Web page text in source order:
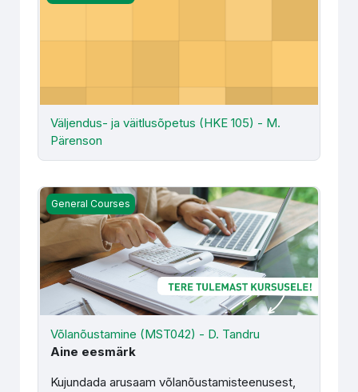
Väljendus- ja väitlusõpetus (HKE 105) - M.
Pärenson
Võlanõustamine (MST042) - D. Tandru
General Courses
Võlanõustamine (MST042) - D. Tandru
Aine eesmärk
Kujundada arusaam võlanõustamisteenusest,